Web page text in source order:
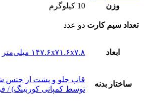
وزن
10 کیلوگرم
تعداد سيم کارت دو عدد
ابعاد ۱۴۷.۶x۷۱.۶x۷.۸ میلی‌متر
ساختار بدنه
قاب جلو و پشت از جنس
توسط کمپانی کورنینگ) /